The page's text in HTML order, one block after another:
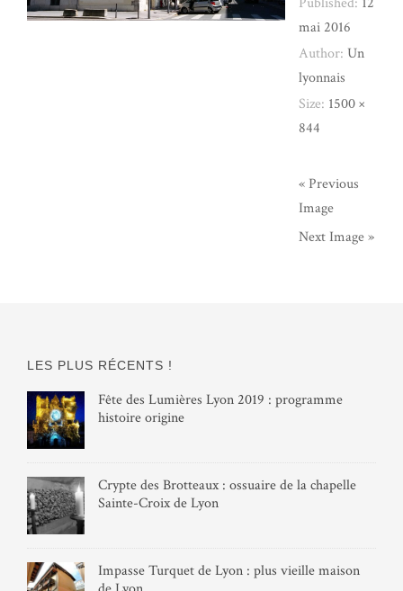
mai 2016
Author:Un
lyonnais
Size: 1500 ×
844
« Previous
Image
Next Image »
LES PLUS RÉCENTS !
Fête des Lumières Lyon 2019 : programme
histoire origine
Crypte des Brotteaux : ossuaire de la chapelle
Sainte-Croix de Lyon
Impasse Turquet de Lyon : plus vieille maison